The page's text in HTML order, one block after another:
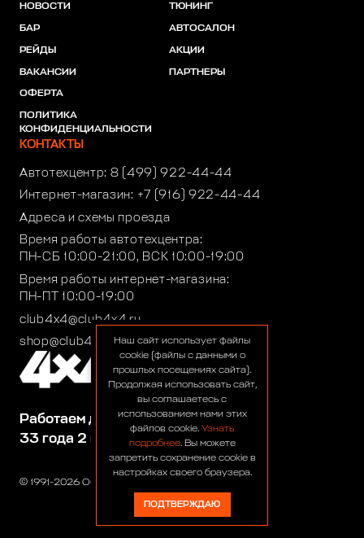
© 1991-2026 ООО «Сервис 4х4»
Работаем для вас:
33 года 2 месяца 24 дня
НОВОСТИ
БАР
РЕЙДЫ
ВАКАНСИИ
ОФЕРТА
ПОЛИТИКА
КОНФИДЕНЦИАЛЬНОСТИ
ТЮНИНГ
АВТОСАЛОН
АКЦИИ
ПАРТНЕРЫ
КОНТАКТЫ
Автотехцентр: 8 (499) 922-44-44
Интернет-магазин: +7 (916) 922-44-44
Адреса и схемы проезда
Время работы автотехцентра:
ПН-СБ 10:00-21:00, ВСК 10:00-19:00
Время работы интернет-магазина:
ПН-ПТ 10:00-19:00
club4x4@club4x4.ru
shop@club4x4.ruНаш сайт использует файлы
cookie (файлы с данными о
прошлых посещениях сайта).
Продолжая использовать сайт,
вы соглашаетесь с
использованием нами этих
файлов cookie. Узнать
подробнее. Вы можете
запретить сохранение cookie в
настройках своего браузера.
ПОДТВЕРЖДАЮ